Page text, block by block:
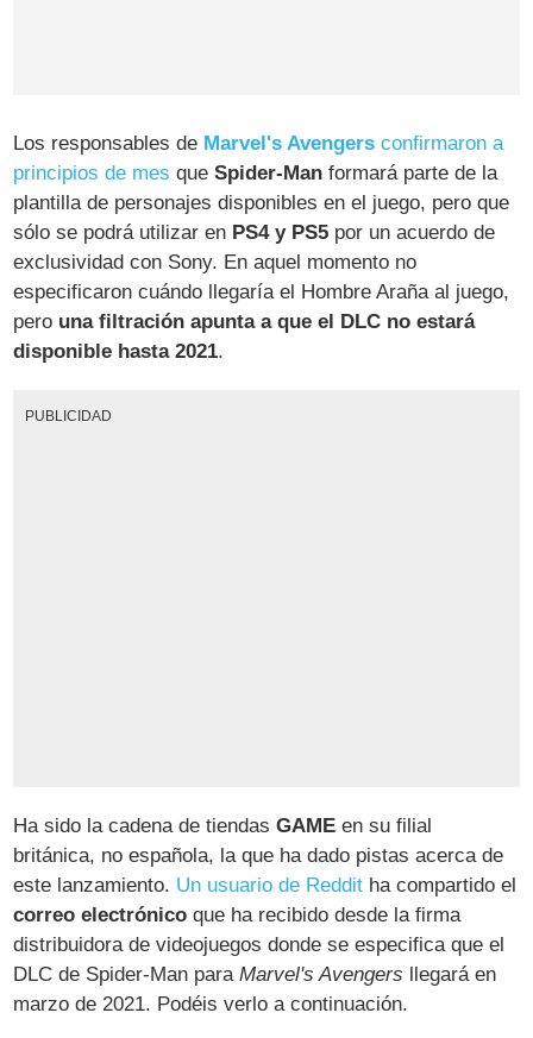
Los responsables de Marvel's Avengers confirmaron a
principios de mes queSpider-Man formará parte de la
plantilla de personajes disponibles en el juego, pero que
sólo se podrá utilizar en PS4 y PS5 por un acuerdo de
exclusividad con Sony. En aquel momento no
especificaron cuándo llegaría el Hombre Araña al juego,
pero una filtración apunta a que el DLC no estará
disponible hasta 2021.
PUBLICIDAD
Ha sido la cadena de tiendasGAME en su filial
británica, no española, la que ha dado pistas acerca de
este lanzamiento. Un usuario de Reddit ha compartido el
correo electrónico que ha recibido desde la firma
distribuidora de videojuegos donde se especifica que el
DLC de Spider-Man paraMarvel's Avengers llegará en
marzo de 2021. Podéis verlo a continuación.